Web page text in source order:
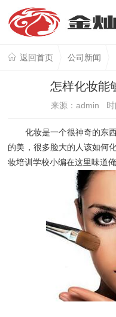
返回首页 公司新闻
怎样化妆能
来源：admin
化妆是一个很神奇的东西
的美，很多脸大的人该如何
妆培训学校小编在这里味道